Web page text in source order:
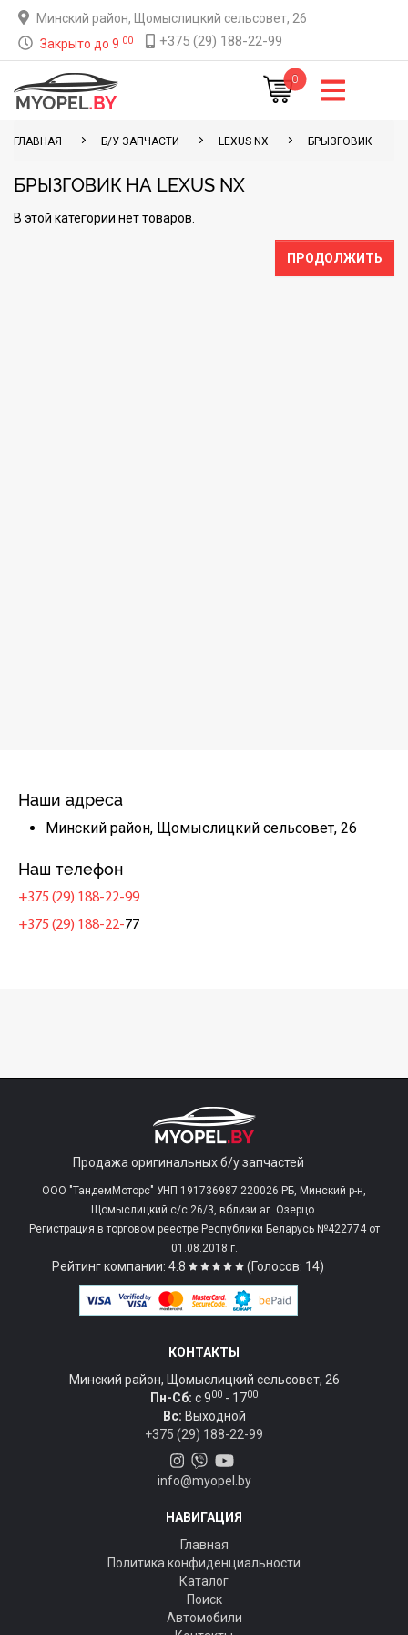
Минский район, Щомыслицкий сельсовет, 26
Закрыто до 9 00 +375 (29) 188-22-99
0
ГЛАВНАЯ Б/У ЗАПЧАСТИ LEXUS NX БРЫЗГОВИК
БРЫЗГОВИК НА LEXUS NX
В этой категории нет товаров.
ПРОДОЛЖИТЬ
Наши адреса
Минский район, Щомыслицкий сельсовет, 26
Наш телефон
+375 (29) 188-22-99
+375 (29) 188-22-77
Продажа оригинальных б/у запчастей
ООО "ТандемМоторс" УНП 191736987 220026 РБ, Минский р-н,
Щомыслицкий с/c 26/3, вблизи аг. Озерцо.
Регистрация в торговом реестре Республики Беларусь №422774 от
01.08.2018 г.
Рейтинг компании: 4.8 (Голосов: 14)
КОНТАКТЫ
Минский район, Щомыслицкий сельсовет, 26
Пн-Сб: c 900 - 1700
Вс: Выходной
+375 (29) 188-22-99
info@myopel.by
НАВИГАЦИЯ
Главная
Политика конфиденциальности
Каталог
Поиск
Автомобили